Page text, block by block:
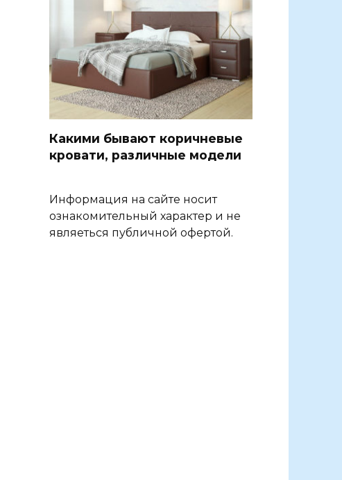
Какими бывают коричневые
кровати, различные модели
Информация на сайте носит
ознакомительный характер и не
являеться публичной офертой.